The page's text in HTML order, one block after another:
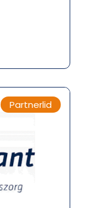
Partnerlid